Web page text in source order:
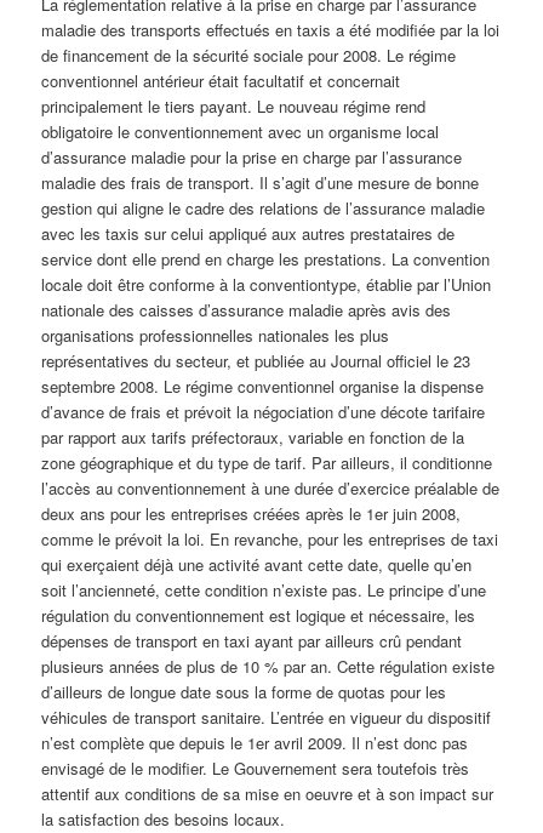
maladie des transports effectués en taxis a été modifiée par la loi
de financement de la sécurité sociale pour 2008. Le régime
conventionnel antérieur était facultatif et concernait
principalement le tiers payant. Le nouveau régime rend
obligatoire le conventionnement avec un organisme local
d’assurance maladie pour la prise en charge par l’assurance
maladie des frais de transport. Il s’agit d’une mesure de bonne
gestion qui aligne le cadre des relations de l’assurance maladie
avec les taxis sur celui appliqué aux autres prestataires de
service dont elle prend en charge les prestations. La convention
locale doit être conforme à la conventiontype, établie par l’Union
nationale des caisses d’assurance maladie après avis des
organisations professionnelles nationales les plus
représentatives du secteur, et publiée au Journal officiel le 23
septembre 2008. Le régime conventionnel organise la dispense
d’avance de frais et prévoit la négociation d’une décote tarifaire
par rapport aux tarifs préfectoraux, variable en fonction de la
zone géographique et du type de tarif. Par ailleurs, il conditionne
l’accès au conventionnement à une durée d’exercice préalable de
deux ans pour les entreprises créées après le 1er juin 2008,
comme le prévoit la loi. En revanche, pour les entreprises de taxi
qui exerçaient déjà une activité avant cette date, quelle qu’en
soit l’ancienneté, cette condition n’existe pas. Le principe d’une
régulation du conventionnement est logique et nécessaire, les
dépenses de transport en taxi ayant par ailleurs crû pendant
plusieurs années de plus de 10 % par an. Cette régulation existe
d’ailleurs de longue date sous la forme de quotas pour les
véhicules de transport sanitaire. L’entrée en vigueur du dispositif
n’est complète que depuis le 1er avril 2009. Il n’est donc pas
envisagé de le modifier. Le Gouvernement sera toutefois très
attentif aux conditions de sa mise en oeuvre et à son impact sur
la satisfaction des besoins locaux.